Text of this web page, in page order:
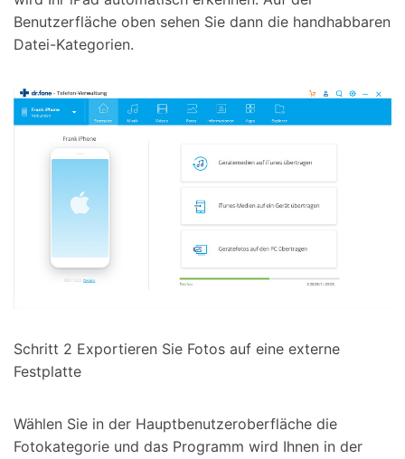
Benutzerfläche oben sehen Sie dann die handhabbaren
Datei-Kategorien.
Schritt 2 Exportieren Sie Fotos auf eine externe
Festplatte
Wählen Sie in der Hauptbenutzeroberfläche die
Fotokategorie und das Programm wird Ihnen in der